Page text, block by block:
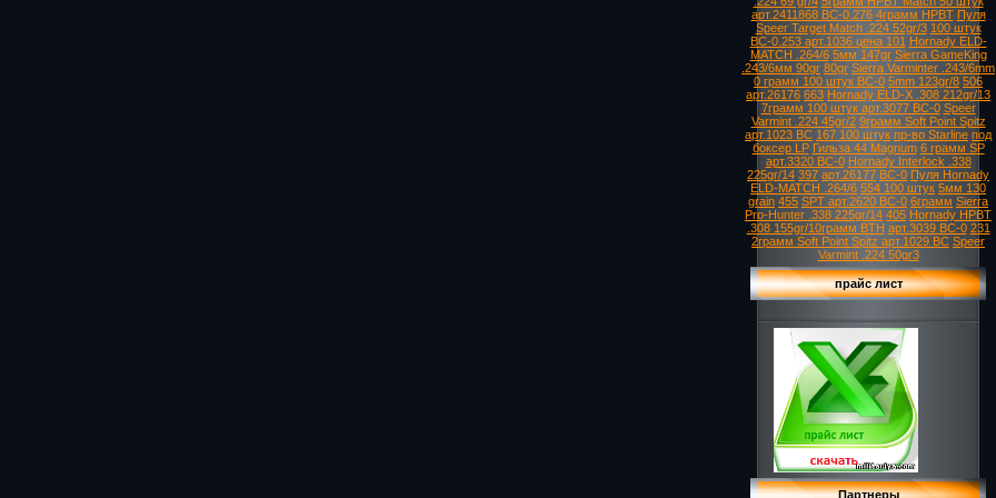
арт.2411868 ВС-0.276 4грамм HPBT Пуля
Speer Target Match .224 52gr/3 100 штук
ВС-0.253 арт.1036 цена 101 Hornady ELD-
MATCH .264/6 5мм 147gr Sierra GameKing
.243/6мм 90gr 80gr Sierra Varminter .243/6mm
0 грамм 100 штук ВС-0 5mm 123gr/8 506
арт.26176 663 Hornady ELD-X .308 212gr/13
7грамм 100 штук арт.3077 ВС-0 Speer
Varmint .224 45gr/2 9грамм Soft Point Spitz
арт.1023 ВС 167 100 штук пр-во Starline под
боксер LP Гильза 44 Magnum 6 грамм SP
арт.3320 ВС-0 Hornady Interlock .338
225gr/14 397 арт.26177 ВС-0 Пуля Hornady
ELD-MATCH .264/6 554 100 штук 5мм 130
grain 455 SPT арт.2620 ВС-0 6грамм Sierra
Pro-Hunter .338 225gr/14 405 Hornady HPBT
.308 155gr/10грамм BTH арт.3039 ВС-0 231
2грамм Soft Point Spitz арт.1029 ВС Speer
Varmint .224 50gr3
прайс лист
Партнеры